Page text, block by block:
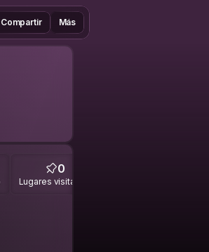
Compartir Más
0
Lugares visitados